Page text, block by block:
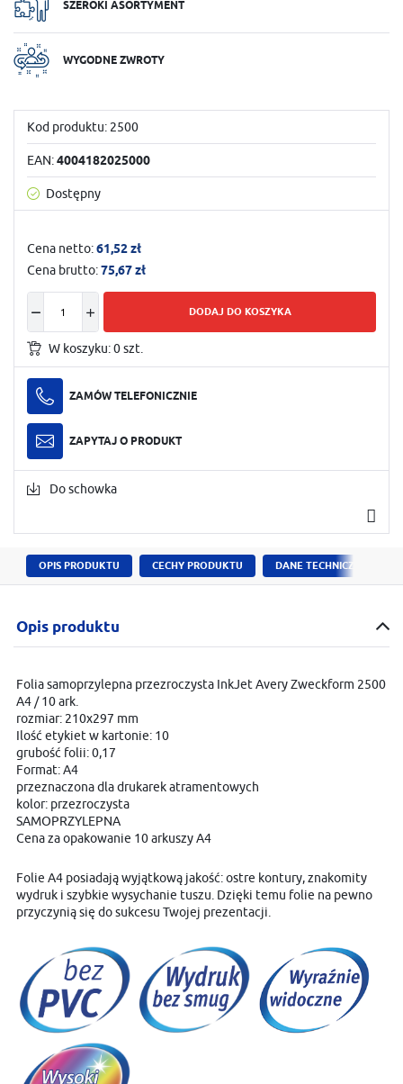
SZEROKI ASORTYMENT
WYGODNE ZWROTY
Kod produktu: 2500
EAN:4004182025000
Dostępny
Cena netto:61,52 zł
Cena brutto:75,67 zł
DODAJ DO KOSZYKA
W koszyku:0szt.
ZAMÓW TELEFONICZNIE
ZAPYTAJ O PRODUKT
Do schowka
OPIS PRODUKTU CECHY PRODUKTU DANE TECHNICZNE
Opis produktu
Folia samoprzylepna przezroczysta InkJet Avery Zweckform 2500
A4 / 10 ark.
rozmiar: 210x297 mm
Ilość etykiet w kartonie: 10
grubość folii: 0,17
Format: A4
przeznaczona dla drukarek atramentowych
kolor: przezroczysta
SAMOPRZYLEPNA
Cena za opakowanie 10 arkuszy A4
Folie A4 posiadają wyjątkową jakość: ostre kontury, znakomity
wydruk i szybkie wysychanie tuszu. Dzięki temu folie na pewno
przyczynią się do sukcesu Twojej prezentacji.